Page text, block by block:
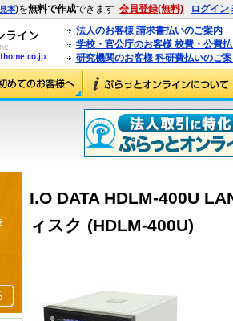
見本)を無料で作成できます 会員登録(無料) ログイン
法人のお客様 請求書払いのご案内
学校・官公庁のお客様 校費・公費
研究機関のお客様 科研費払いのご
I.O DATA HDLM-400U
ィスク (HDLM-400U)